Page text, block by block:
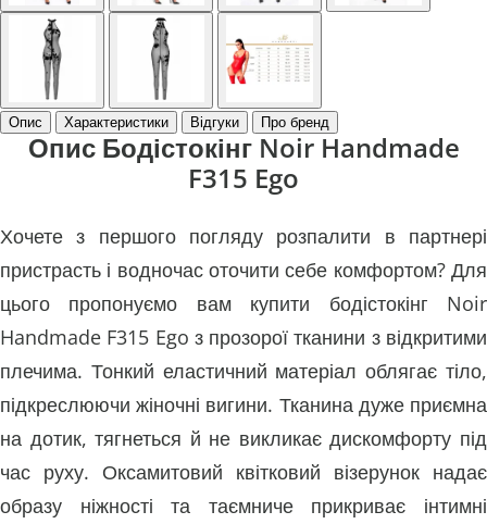
Опис Характеристики Відгуки Про бренд
Опис Бодістокінг Noir Handmade
F315 Ego
Хочете з першого погляду розпалити в партнері
пристрасть і водночас оточити себе комфортом? Для
цього пропонуємо вам купити бодістокінг Noir
Handmade F315 Ego з прозорої тканини з відкритими
плечима. Тонкий еластичний матеріал облягає тіло,
підкреслюючи жіночні вигини. Тканина дуже приємна
на дотик, тягнеться й не викликає дискомфорту під
час руху. Оксамитовий квітковий візерунок надає
образу ніжності та таємниче прикриває інтимні